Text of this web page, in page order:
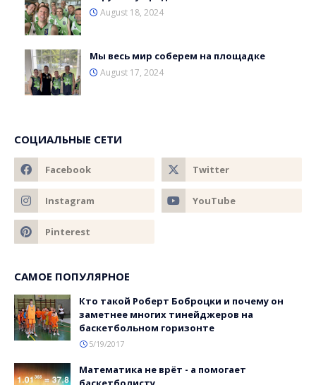
August 18, 2024
Мы весь мир соберем на площадке
August 17, 2024
СОЦИАЛЬНЫЕ СЕТИ
САМОЕ ПОПУЛЯРНОЕ
Кто такой Роберт Боброцки и почему он
заметнее многих тинейджеров на
баскетбольном горизонте
5/19/2017
Математика не врёт - а помогает